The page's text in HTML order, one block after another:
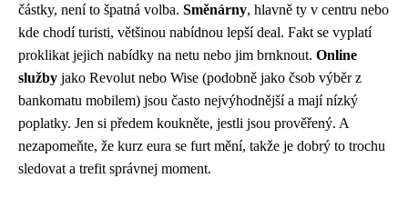
částky, není to špatná volba. Směnárny, hlavně ty v centru nebo
kde chodí turisti, většinou nabídnou lepší deal. Fakt se vyplatí
proklikat jejich nabídky na netu nebo jim brnknout. Online
služby jako Revolut nebo Wise (podobně jako čsob výběr z
bankomatu mobilem) jsou často nejvýhodnější a mají nízký
poplatky. Jen si předem koukněte, jestli jsou prověřený. A
nezapomeňte, že kurz eura se furt mění, takže je dobrý to trochu
sledovat a trefit správnej moment.